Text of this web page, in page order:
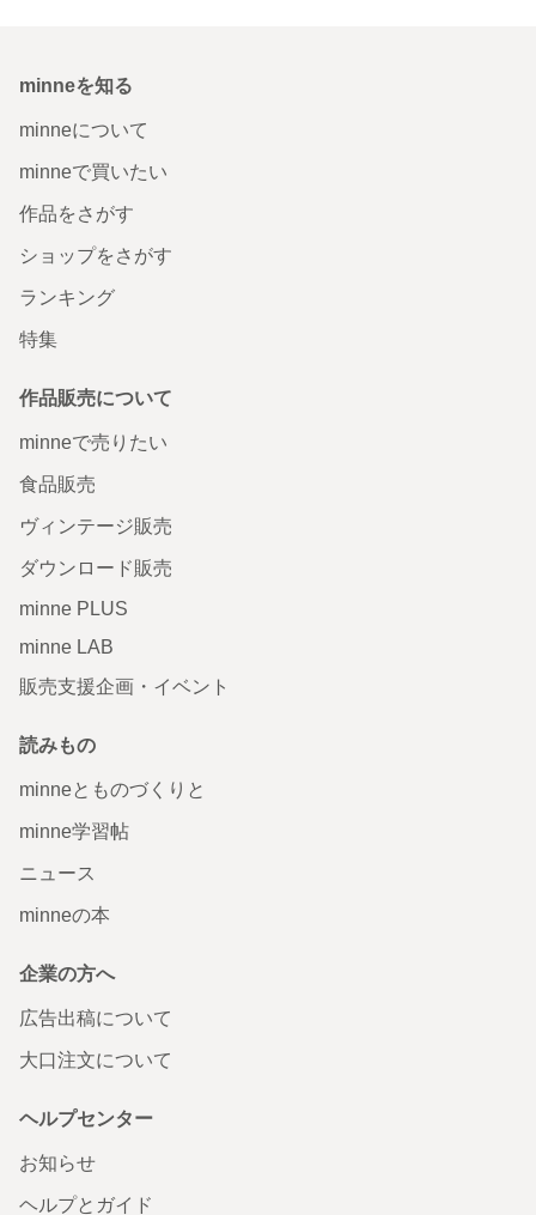
minneを知る
minneについて
minneで買いたい
作品をさがす
ショップをさがす
ランキング
特集
作品販売について
minneで売りたい
食品販売
ヴィンテージ販売
ダウンロード販売
minne PLUS
minne LAB
販売支援企画・イベント
読みもの
minneとものづくりと
minne学習帖
ニュース
minneの本
企業の方へ
広告出稿について
大口注文について
ヘルプセンター
お知らせ
ヘルプとガイド